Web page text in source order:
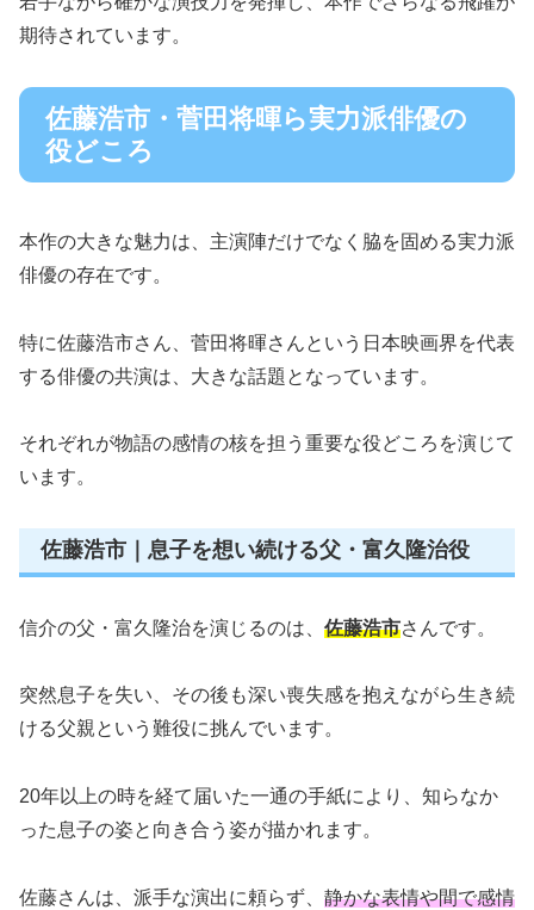
期待されています。
佐藤浩市・菅田将暉ら実力派俳優の
役どころ
本作の大きな魅力は、主演陣だけでなく脇を固める実力派
俳優の存在です。
特に佐藤浩市さん、菅田将暉さんという日本映画界を代表
する俳優の共演は、大きな話題となっています。
それぞれが物語の感情の核を担う重要な役どころを演じて
います。
佐藤浩市｜息子を想い続ける父・富久隆治役
信介の父・富久隆治を演じるのは、 佐藤浩市さんです。
突然息子を失い、その後も深い喪失感を抱えながら生き続
ける父親という難役に挑んでいます。
20年以上の時を経て届いた一通の手紙により、知らなか
った息子の姿と向き合う姿が描かれます。
佐藤さんは、派手な演出に頼らず、 静かな表情や間で感情